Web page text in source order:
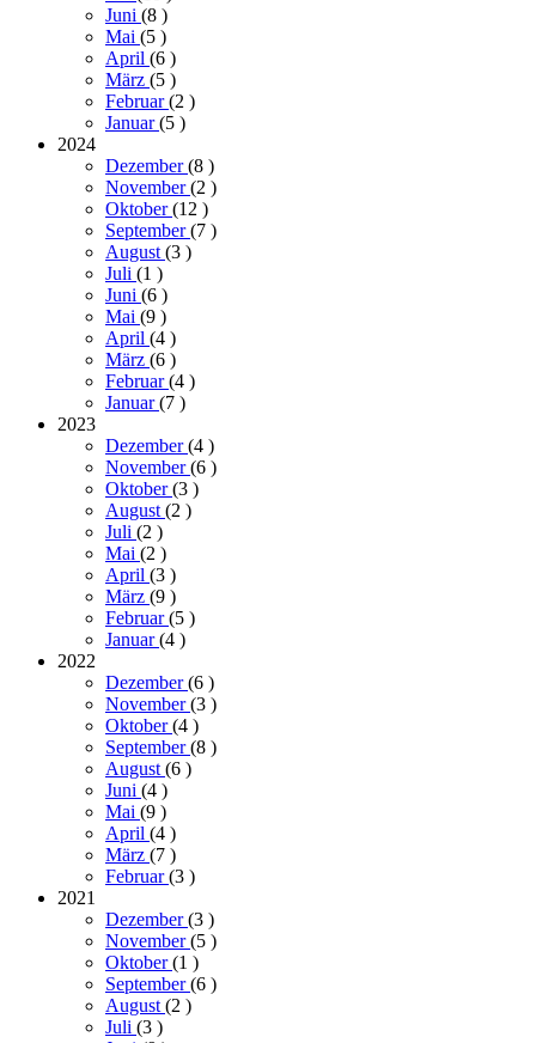
Juni (8 )
Mai (5 )
April (6 )
März (5 )
Februar(2 )
Januar(5 )
2024
Dezember(8 )
November(2 )
Oktober(12 )
September(7 )
August(3 )
Juli (1 )
Juni (6 )
Mai (9 )
April (4 )
März (6 )
Februar(4 )
Januar(7 )
2023
Dezember(4 )
November(6 )
Oktober(3 )
August(2 )
Juli (2 )
Mai (2 )
April (3 )
März (9 )
Februar(5 )
Januar(4 )
2022
Dezember(6 )
November(3 )
Oktober(4 )
September(8 )
August(6 )
Juni (4 )
Mai (9 )
April (4 )
März (7 )
Februar(3 )
2021
Dezember(3 )
November(5 )
Oktober(1 )
September(6 )
August(2 )
Juli (3 )